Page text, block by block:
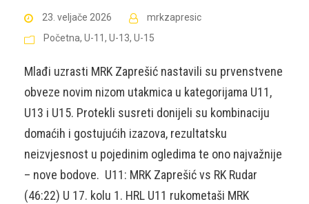
23. veljače 2026
mrkzapresic
Početna, U-11 , U-13, U-15
Mlađi uzrasti MRK Zaprešić nastavili su prvenstvene
obveze novim nizom utakmica u kategorijama U11,
U13 i U15. Protekli susreti donijeli su kombinaciju
domaćih i gostujućih izazova, rezultatsku
neizvjesnost u pojedinim ogledima te ono najvažnije
– nove bodove. U11: MRK Zaprešić vs RK Rudar
(46:22) U 17. kolu 1. HRL U11 rukometaši MRK